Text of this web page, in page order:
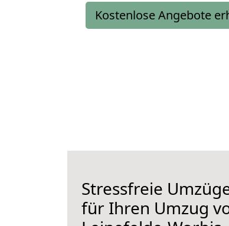
Kostenlose Angebote
Stressfreie
für Ihren Umzug